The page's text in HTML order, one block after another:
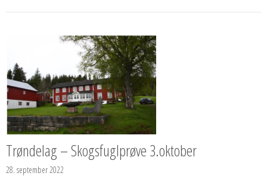
Trøndelag – Skogsfuglprøve 3.oktober
28. september 2022